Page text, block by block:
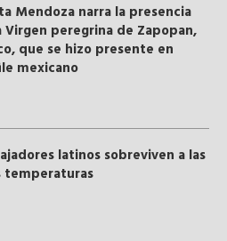
Mendoza narra la presencia
Virgen peregrina de Zapopan,
que se hizo presente en
mexicano
latinos sobreviven a las
temperaturas